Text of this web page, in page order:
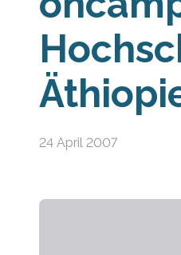
24 April 2007